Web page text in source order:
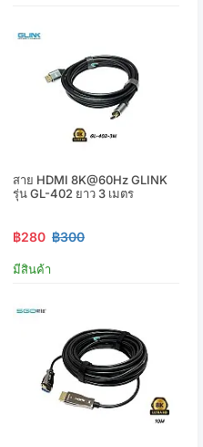
สาย HDMI 8K@60Hz GLINK
รุ่น GL-402 ยาว 3 เมตร
฿280 ฿300
มีสินค้า